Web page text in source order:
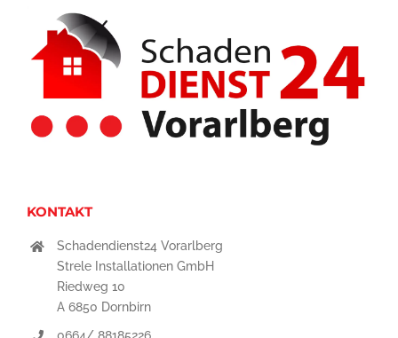
KONTAKT
Schadendienst24 Vorarlberg
Strele Installationen GmbH
Riedweg 10
A 6850 Dornbirn